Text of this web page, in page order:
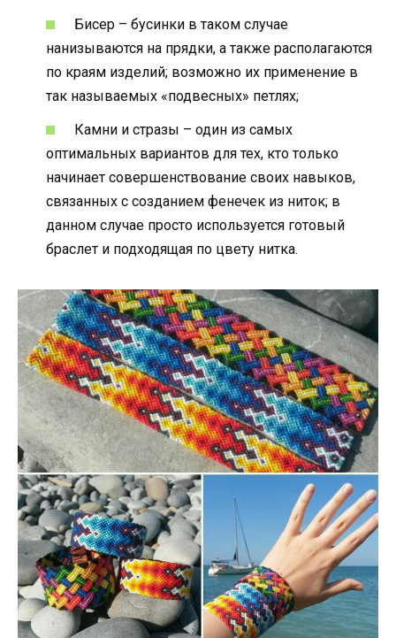
Бисер – бусинки в таком случае
нанизываются на прядки, а также располагаются
по краям изделий; возможно их применение в
так называемых «подвесных» петлях;
Камни и стразы – один из самых
оптимальных вариантов для тех, кто только
начинает совершенствование своих навыков,
связанных с созданием фенечек из ниток; в
данном случае просто используется готовый
браслет и подходящая по цвету нитка.